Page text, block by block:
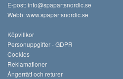
E-post:info@spapartsnordic.se
Webb:www.spapartsnordic.se
Köpvillkor
Personuppgifter - GDPR
Cookies
Reklamationer
Ångerrätt och returer